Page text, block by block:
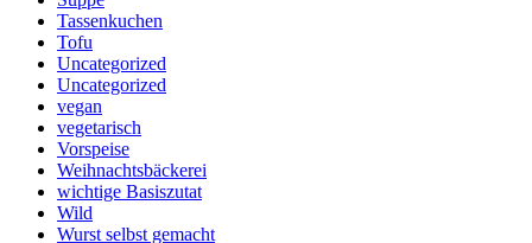
Tassenkuchen
Tofu
Uncategorized
Uncategorized
vegan
vegetarisch
Vorspeise
Weihnachtsbäckerei
wichtige Basiszutat
Wild
Wurst selbst gemacht